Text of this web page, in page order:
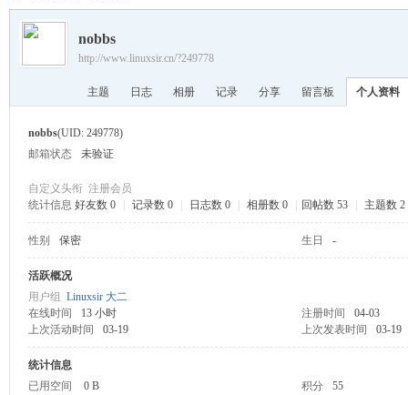
nobbs
http://www.linuxsir.cn/?249778
主题 日志 相册 记录 分享 留言板 个人资料
nobbs(UID: 249778)
邮箱状态
未验证
自定义头衔 注册会员
统计信息 好友数 0 记录数 0 日志数 0 相册数 0 回帖数 53 主题数 2
性别 保密 生日 -
活跃概况
用户组 Linuxsir 大二
在线时间
13 小时 注册时间
04-03
上次活动时间
03-19 上次发表时间 03-19
统计信息
已用空间
0 B 积分
55